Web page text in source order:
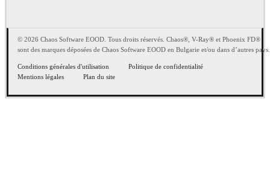
© 2026 Chaos Software EOOD. Tous droits réservés. Chaos®, V-Ray® et Phoenix FD®
sont des marques déposées de Chaos Software EOOD en Bulgarie et/ou dans d’autres pays.
Conditions générales d'utilisation
Politique de confidentialité
Mentions légales
Plan du site